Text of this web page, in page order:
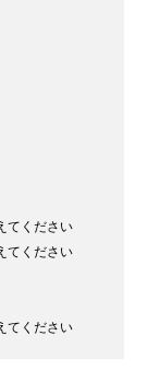
てください
てください
てください